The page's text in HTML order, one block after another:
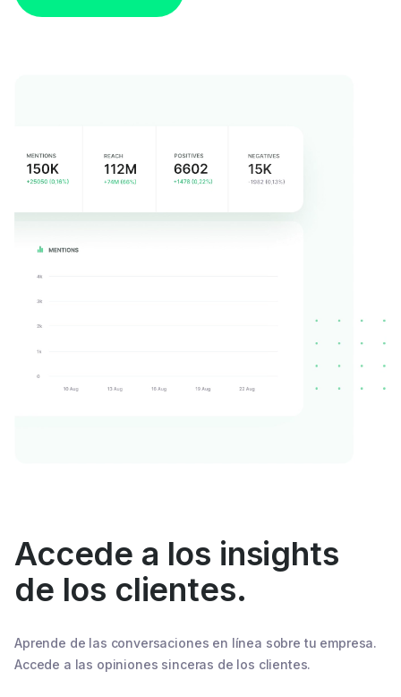
Accede a los insights
de los clientes.
Aprende de las conversaciones en línea sobre tu empresa.
Accede a las opiniones sinceras de los clientes.